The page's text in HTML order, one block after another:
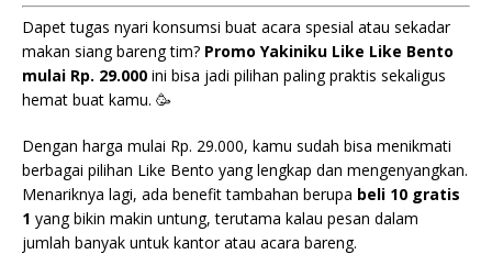
Dapet tugas nyari konsumsi buat acara spesial atau sekadar
makan siang bareng tim? Promo Yakiniku Like Like Bento
mulai Rp. 29.000 ini bisa jadi pilihan paling praktis sekaligus
hemat buat kamu. 🥳
Dengan harga mulai Rp. 29.000, kamu sudah bisa menikmati
berbagai pilihan Like Bento yang lengkap dan mengenyangkan.
Menariknya lagi, ada benefit tambahan berupa beli 10 gratis
1 yang bikin makin untung, terutama kalau pesan dalam
jumlah banyak untuk kantor atau acara bareng.